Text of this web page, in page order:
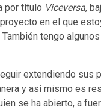
por título Viceversa,
proyecto en el que
tengo
extendiendo
y así mismo es
se ha abierto, a